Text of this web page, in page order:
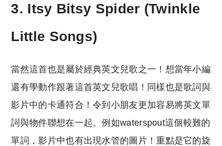
3. Itsy Bitsy Spider (Twinkle
Little Songs)
當然這首也是屬於經典英文兒歌之一！想當年小編
還有學動作跟著這首英文兒歌唱！同樣也是歌詞與
影片中的卡通符合！令到小朋友更加容易將英文單
詞與物件聯想在一起。例如waterspout這個較難的
單詞，影片中也有出現水管的圖片！重點是它的旋